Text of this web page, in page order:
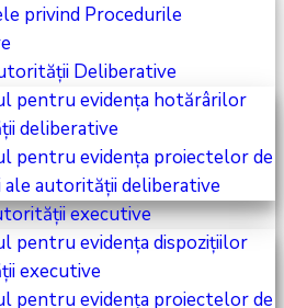
privind Procedurile
Deliberative
pentru evidența hotărârilor
deliberative
pentru evidența proiectelor de
autorității deliberative
executive
pentru evidența dispozițiilor
executive
pentru evidența proiectelor de